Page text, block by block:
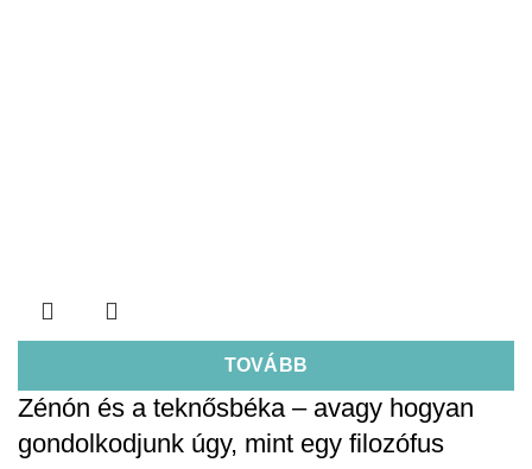
TOVÁBB
Zénón és a teknősbéka – avagy hogyan
gondolkodjunk úgy, mint egy filozófus